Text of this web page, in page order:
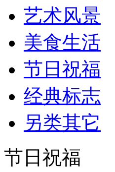
艺术风景
美食生活
节日祝福
经典标志
另类其它
节日祝福